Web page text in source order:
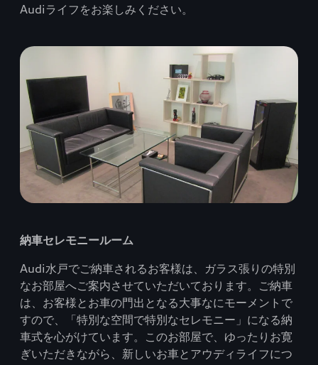
Audiライフをお楽しみください。
納車セレモニールーム
Audi水戸でご納車されるお客様は、ガラス張りの特別
なお部屋へご案内させていただいております。ご納車
は、お客様とお車の門出となる大事なにモーメントで
すので、「特別な空間で特別なセレモニー」になる納
車式を心がけています。このお部屋で、ゆったりお寛
ぎいただきながら、新しいお車とアウディライフにつ